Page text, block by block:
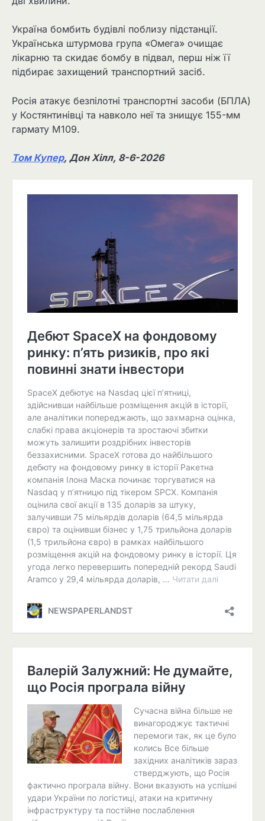
Україна бомбить будівлі поблизу підстанції.
Українська штурмова група «Омега» очищає
лікарню та скидає бомбу в підвал, перш ніж її
підбирає захищений транспортний засіб.
Росія атакує безпілотні транспортні засоби (БПЛА)
у Костянтинівці та навколо неї та знищує 155-мм
гармату M109.
Том Купер, Дон Хілл, 8-6-2026